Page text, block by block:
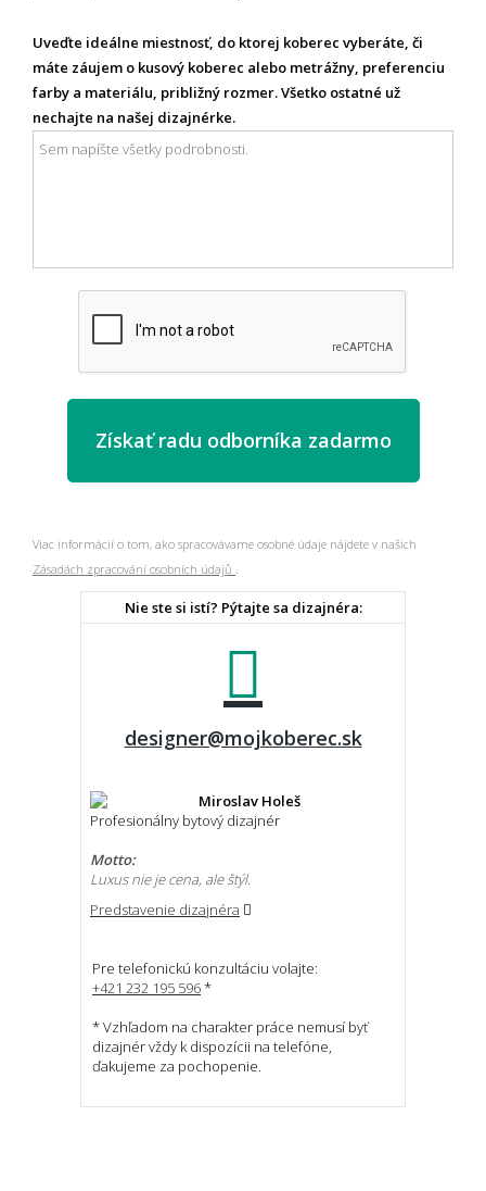
Uveďte ideálne miestnosť, do ktorej koberec vyberáte, či
máte záujem o kusový koberec alebo metrážny, preferenciu
farby a materiálu, približný rozmer. Všetko ostatné už
nechajte na našej dizajnérke.
Viac informácií o tom, ako spracovávame osobné údaje nájdete v našich
Zásadách zpracování osobních údajů
Nie ste si istí? Pýtajte sa dizajnéra:
designer@mojkoberec.sk
Miroslav Holeš
Profesionálny bytový dizajnér
Motto:
Luxus nie je cena, ale štýl.
Predstavenie dizajnéra
Pre telefonickú konzultáciu volajte:
+421 232 195 596*
* Vzhľadom na charakter práce nemusí byť
dizajnér vždy k dispozícii na telefóne,
ďakujeme za pochopenie.